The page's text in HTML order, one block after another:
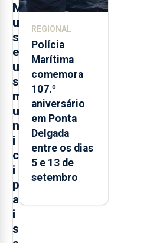
M
u
s
e
u
s
m
u
n
i
c
i
p
a
i
s
REGIONAL
Polícia
Marítima
comemora
107.º
aniversário
em Ponta
Delgada
entre os dias
5 e 13 de
setembro